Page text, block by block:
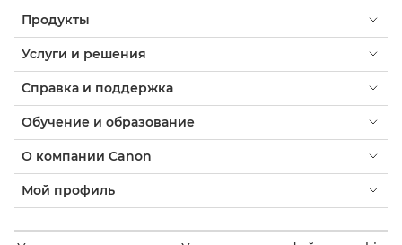
Продукты
Услуги и решения
Справка и поддержка
Обучение и образование
О компании Canon
Мой профиль